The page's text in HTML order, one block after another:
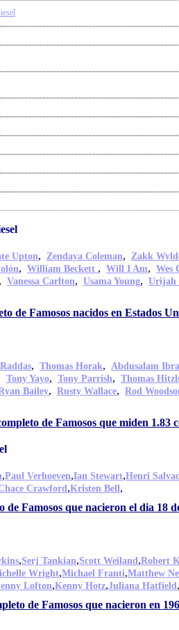
Upton, Zendaya Coleman, Zakk
, William Beckett , Will I Am, Wes
, Vanessa Carlton, Usama Young, Urijah
de Famosos nacidos en Estados
, Thomas Horak, Abdusalam
Tony Yayo, Tony Parrish, Thomas
Bailey, Rusty Wallace, Rod
de Famosos que miden 1.83
,Paul Verhoeven,Ian Stewart,Henri
Crawford,Kristen Bell,
de Famosos que nacieron el dia 18
,Serj Tankian,Scott Weiland,Robert
Wright,Michael Franti,Matthew
Lofton,Kenny Hotz,Juliana Hatfield,
de Famosos que nacieron en